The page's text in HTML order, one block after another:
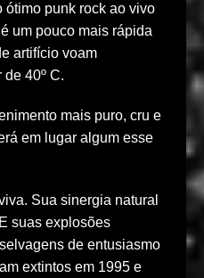
ótimo punk rock ao vivo
um pouco mais rápida
artifício voam
40º C.
mais puro, cru e
em lugar algum esse
Sua sinergia natural
suas explosões
de entusiasmo
extintos em 1995 e